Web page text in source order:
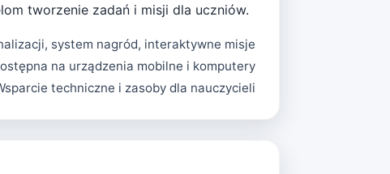
tworzenie zadań i misji dla uczniów.
system nagród, interaktywne misje
na urządzenia mobilne i komputery
techniczne i zasoby dla nauczycieli